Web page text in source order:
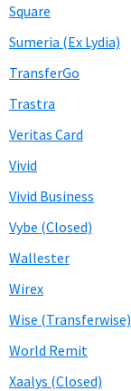
Square
Sumeria (Ex Lydia)
TransferGo
Trastra
Veritas Card
Vivid
Vivid Business
Vybe (Closed)
Wallester
Wirex
Wise (Transferwise)
World Remit
Xaalys (Closed)